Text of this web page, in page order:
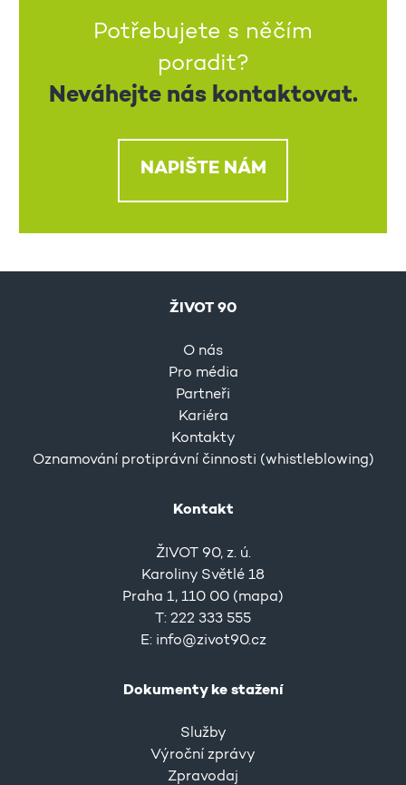
Potřebujete s něčím
poradit?
Neváhejte nás kontaktovat.
NAPIŠTE NÁM
ŽIVOT 90
O nás
Pro média
Partneři
Kariéra
Kontakty
Oznamování protiprávní činnosti (whistleblowing)
Kontakt
ŽIVOT 90, z. ú.
Karoliny Světlé 18
Praha 1, 110 00 (mapa)
T: 222 333 555
E: info@zivot90.cz
Dokumenty ke stažení
Služby
Výroční zprávy
Zpravodaj